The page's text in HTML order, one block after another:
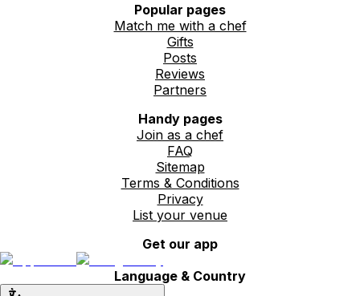
Popular pages
Match me with a chef
Gifts
Posts
Reviews
Partners
Handy pages
Join as a chef
FAQ
Sitemap
Terms & Conditions
Privacy
List your venue
Get our app
Language & Country